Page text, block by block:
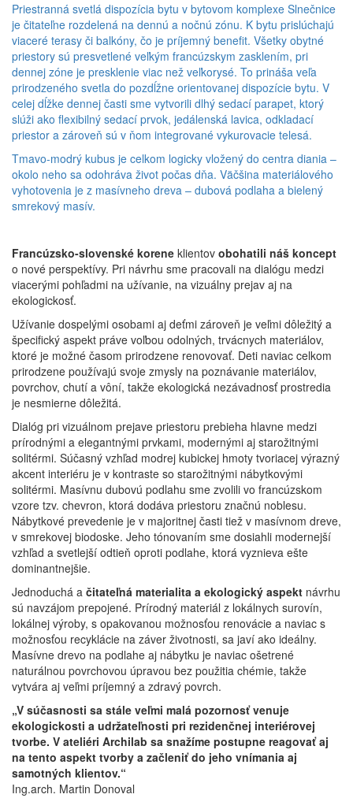
Priestranná svetlá dispozícia bytu v bytovom komplexe Slnečnice
je čitateľne rozdelená na dennú a nočnú zónu. K bytu prislúchajú
viaceré terasy či balkóny, čo je príjemný benefit. Všetky obytné
priestory sú presvetlené veľkým francúzskym zasklením, pri
dennej zóne je presklenie viac než veľkorysé. To prináša veľa
prirodzeného svetla do pozdĺžne orientovanej dispozície bytu. V
celej dĺžke dennej časti sme vytvorili dlhý sedací parapet, ktorý
slúži ako flexibilný sedací prvok, jedálenská lavica, odkladací
priestor a zároveň sú v ňom integrované vykurovacie telesá.
Tmavo-modrý kubus je celkom logicky vložený do centra diania –
okolo neho sa odohráva život počas dňa. Väčšina materiálového
vyhotovenia je z masívneho dreva – dubová podlaha a bielený
smrekový masív.
Francúzsko-slovenské korene klientov obohatili náš koncept
o nové perspektívy. Pri návrhu sme pracovali na dialógu medzi
viacerými pohľadmi na užívanie, na vizuálny prejav aj na
ekologickosť.
Užívanie dospelými osobami aj deťmi zároveň je veľmi dôležitý a
špecifický aspekt práve voľbou odolných, trvácnych materiálov,
ktoré je možné časom prirodzene renovovať. Deti naviac celkom
prirodzene používajú svoje zmysly na poznávanie materiálov,
povrchov, chutí a vôní, takže ekologická nezávadnosť prostredia
je nesmierne dôležitá.
Dialóg pri vizuálnom prejave priestoru prebieha hlavne medzi
prírodnými a elegantnými prvkami, modernými aj starožitnými
solitérmi. Súčasný vzhľad modrej kubickej hmoty tvoriacej výrazný
akcent interiéru je v kontraste so starožitnými nábytkovými
solitérmi. Masívnu dubovú podlahu sme zvolili vo francúzskom
vzore tzv. chevron, ktorá dodáva priestoru značnú noblesu.
Nábytkové prevedenie je v majoritnej časti tiež v masívnom dreve,
v smrekovej biodoske. Jeho tónovaním sme dosiahli modernejší
vzhľad a svetlejší odtieň oproti podlahe, ktorá vyznieva ešte
dominantnejšie.
Jednoduchá a čitateľná materialita a ekologický aspekt návrhu
sú navzájom prepojené. Prírodný materiál z lokálnych surovín,
lokálnej výroby, s opakovanou možnosťou renovácie a naviac s
možnosťou recyklácie na záver životnosti, sa javí ako ideálny.
Masívne drevo na podlahe aj nábytku je naviac ošetrené
naturálnou povrchovou úpravou bez použitia chémie, takže
vytvára aj veľmi príjemný a zdravý povrch.
„V súčasnosti sa stále veľmi malá pozornosť venuje
ekologickosti a udržateľnosti pri rezidenčnej interiérovej
tvorbe. V ateliéri Archilab sa snažíme postupne reagovať aj
na tento aspekt tvorby a začleniť do jeho vnímania aj
samotných klientov.“
Ing.arch. Martin Donoval